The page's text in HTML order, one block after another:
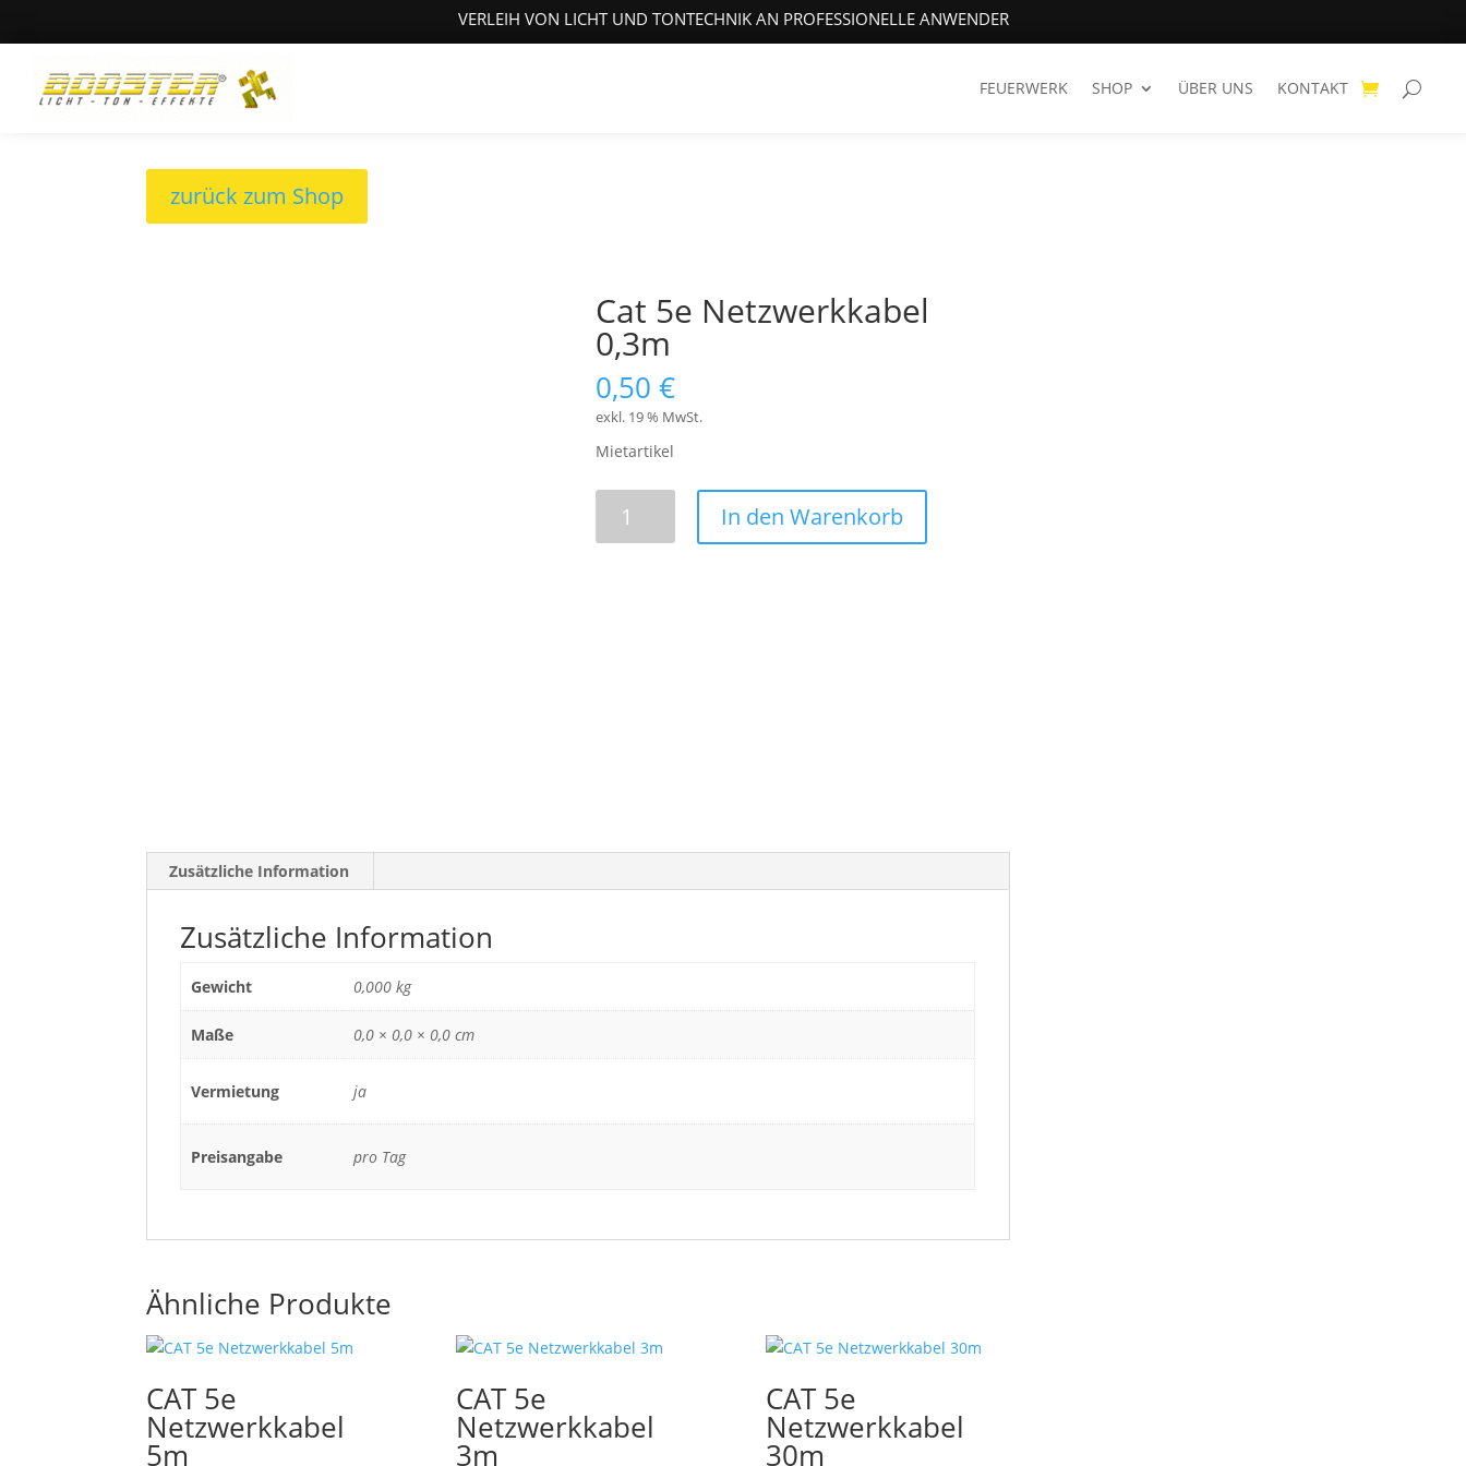
VERLEIH VON LICHT UND TONTECHNIK AN PROFESSIONELLE ANWENDER
FEUERWERK SHOP ÜBER UNS KONTAKT
zurück zum Shop
Cat 5e Netzwerkkabel
0,3m
0,50€
exkl. 19 % MwSt.
Mietartikel
Netzwerkkabel
In den Warenkorb
Zusätzliche Information
Zusätzliche Information
Gewicht 0,000 kg
Maße 0,0 × 0,0 × 0,0 cm
Vermietung ja
Preisangabe pro Tag
Ähnliche Produkte
CAT 5e
Netzwerkkabel
5m
CAT 5e
Netzwerkkabel
3m
CAT 5e
Netzwerkkabel
30m